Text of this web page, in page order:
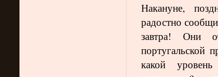
Накануне,
радостно
завтра! Они
португальской
какой